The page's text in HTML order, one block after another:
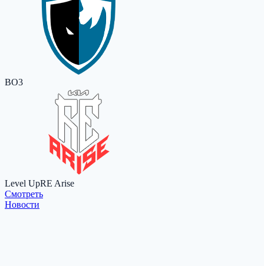
BO3
Level UpRE Arise
Cмотреть
Новости